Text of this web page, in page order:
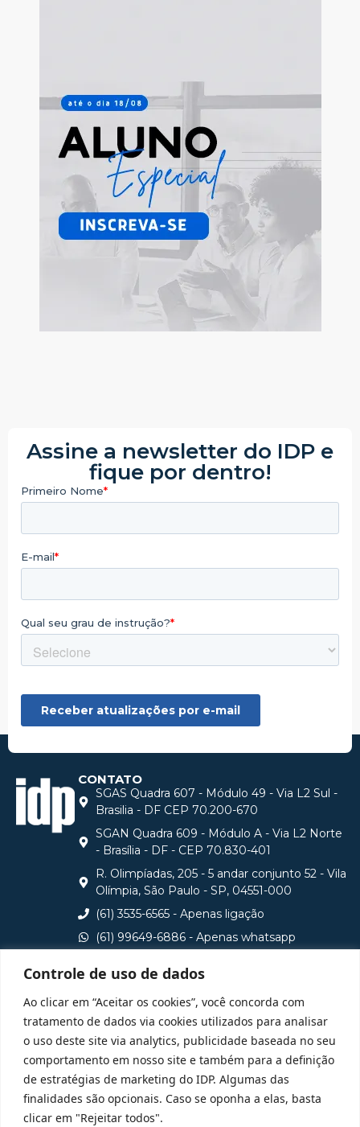
Controle de uso de dados
Ao clicar em “Aceitar os cookies”, você concorda com
tratamento de dados via cookies utilizados para analisar
o uso deste site via analytics, publicidade baseada no seu
comportamento em nosso site e também para a definição
de estratégias de marketing do IDP. Algumas das
finalidades são opcionais. Caso se oponha a elas, basta
clicar em "Rejeitar todos".
Assine a newsletter do IDP e
fique por dentro!
CONTATO
SGAS Quadra 607 - Módulo 49 - Via L2 Sul -
Brasilia - DF CEP 70.200-670
SGAN Quadra 609 - Módulo A - Via L2 Norte
- Brasília - DF - CEP 70.830-401
R. Olimpíadas, 205 - 5 andar conjunto 52 - Vila
Olímpia, São Paulo - SP, 04551-000
(61) 3535-6565 - Apenas ligação
(61) 99649-6886 - Apenas whatsapp
Consulte aqui o cadastro da Instituição no Sistema e-
MEC